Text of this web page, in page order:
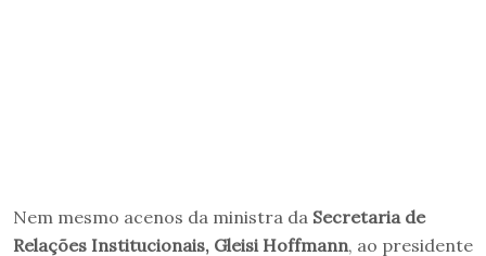
Nem mesmo acenos da ministra da Secretaria de
Relações Institucionais, Gleisi Hoffmann, ao presidente